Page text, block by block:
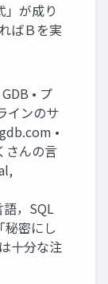
」が成り
ばＢを実
• プ
インのサ
•
さんの言
，SQL
秘密にし
十分な注